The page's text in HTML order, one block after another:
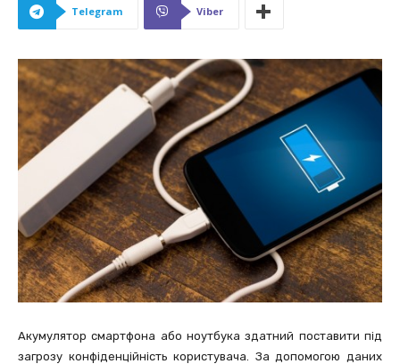
Telegram Viber
Акумулятор смартфона або ноутбука здатний поставити під
загрозу конфіденційність користувача. За допомогою даних